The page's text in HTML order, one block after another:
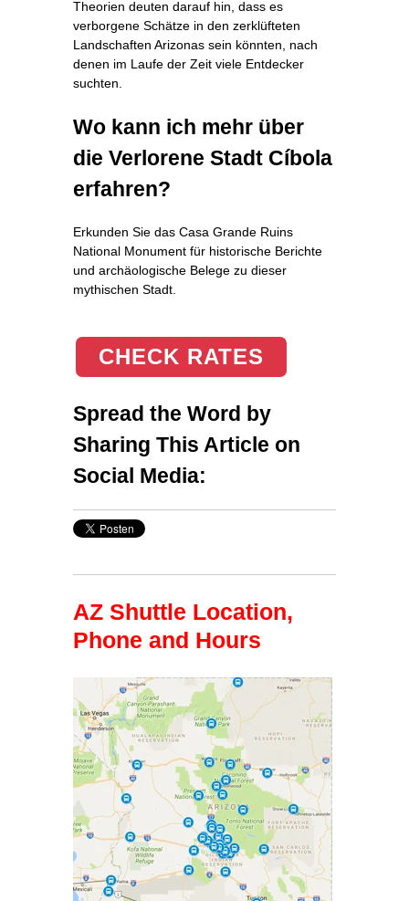
Theorien deuten darauf hin, dass es
verborgene Schätze in den zerklüfteten
Landschaften Arizonas sein könnten, nach
denen im Laufe der Zeit viele Entdecker
suchten.
Wo kann ich mehr über
die Verlorene Stadt Cíbola
erfahren?
Erkunden Sie das Casa Grande Ruins
National Monument für historische Berichte
und archäologische Belege zu dieser
mythischen Stadt.
CHECK RATES
Spread the Word by
Sharing This Article on
Social Media:
AZ Shuttle Location,
Phone and Hours